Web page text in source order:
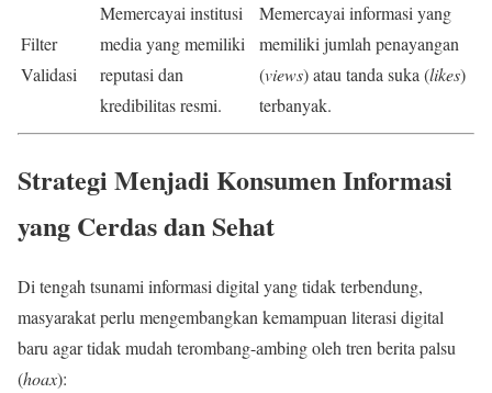
Filter
Validasi
Memercayai institusi
media yang memiliki
reputasi dan
kredibilitas resmi.
Memercayai informasi yang
memiliki jumlah penayangan
(views) atau tanda suka (likes)
terbanyak.
Strategi Menjadi Konsumen Informasi
yang Cerdas dan Sehat
Di tengah tsunami informasi digital yang tidak terbendung,
masyarakat perlu mengembangkan kemampuan literasi digital
baru agar tidak mudah terombang-ambing oleh tren berita palsu
(hoax):